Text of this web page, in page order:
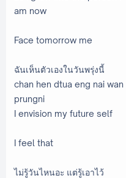
am now
Face tomorrow me
ฉันเห็นตัวเองในวันพรุ่งนี้
chan hen dtua eng nai wan
prungni
I envision my future self
I feel that
ไม่รู้วันไหนอะ แต่รู้เอาไว้